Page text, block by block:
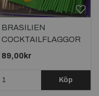
BRASILIEN
COCKTAILFLAGGOR
100st
89,00kr
Köp